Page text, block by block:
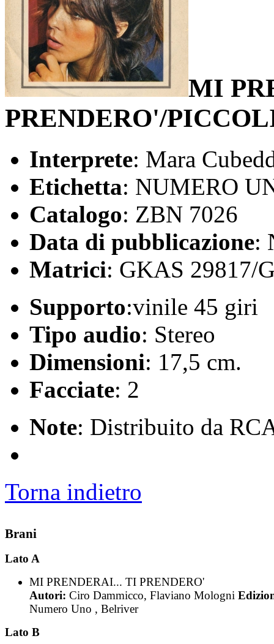
MI
PRENDERO'/
Interprete: Mara
Etichetta: NUMERO
Catalogo: ZBN 7026
Data di pubblicazione:
Matrici: GKAS 29817/
Supporto:vinile 45 giri
Tipo audio: Stereo
Dimensioni: 17,5 cm.
Facciate: 2
Note: Distribuito da
Torna indietro
Brani
Lato A
MI PRENDERAI... TI PRENDERO'
Autori: Ciro Dammicco, Flaviano Mologni
Numero Uno , Belriver
Lato B